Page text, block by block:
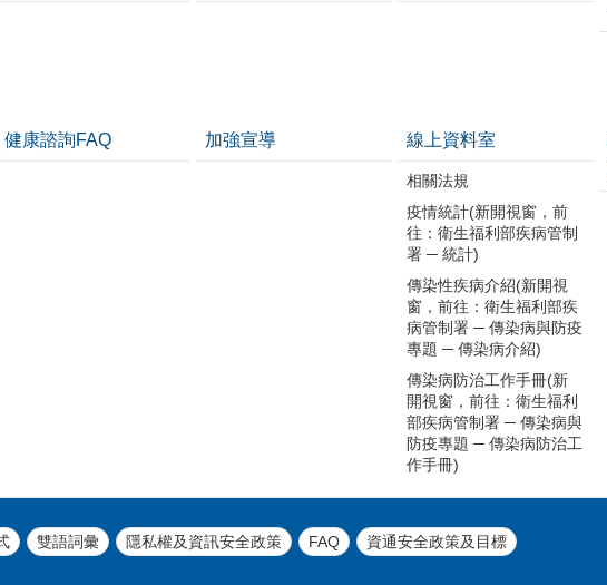
健康諮詢FAQ 加強宣導 線上資料室
相關法規
疫情統計(新開視窗，前
往：衛生福利部疾病管制
署 ─ 統計)
傳染性疾病介紹(新開視
窗，前往：衛生福利部疾
病管制署 ─ 傳染病與防疫
專題 ─ 傳染病介紹)
傳染病防治工作手冊(新
開視窗，前往：衛生福利
部疾病管制署 ─ 傳染病與
防疫專題 ─ 傳染病防治工
作手冊)
雙語詞彙 隱私權及資訊安全政策 FAQ 資通安全政策及目標